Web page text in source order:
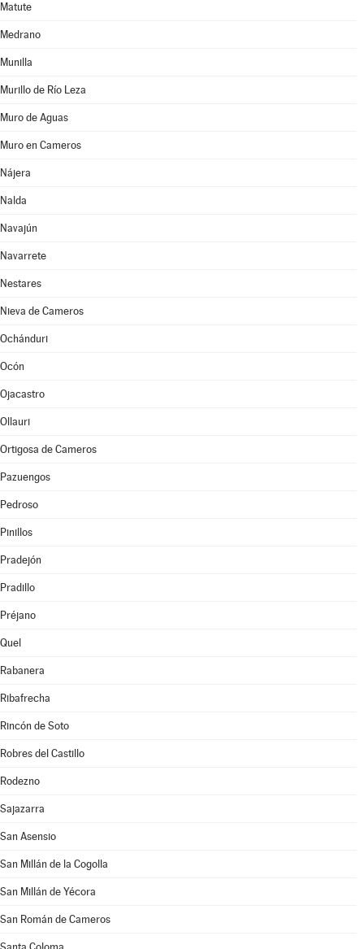
Matute
Medrano
Munilla
Murillo de Río Leza
Muro de Aguas
Muro en Cameros
Nájera
Nalda
Navajún
Navarrete
Nestares
Nieva de Cameros
Ochánduri
Ocón
Ojacastro
Ollauri
Ortigosa de Cameros
Pazuengos
Pedroso
Pinillos
Pradejón
Pradillo
Préjano
Quel
Rabanera
Ribafrecha
Rincón de Soto
Robres del Castillo
Rodezno
Sajazarra
San Asensio
San Millán de la Cogolla
San Millán de Yécora
San Román de Cameros